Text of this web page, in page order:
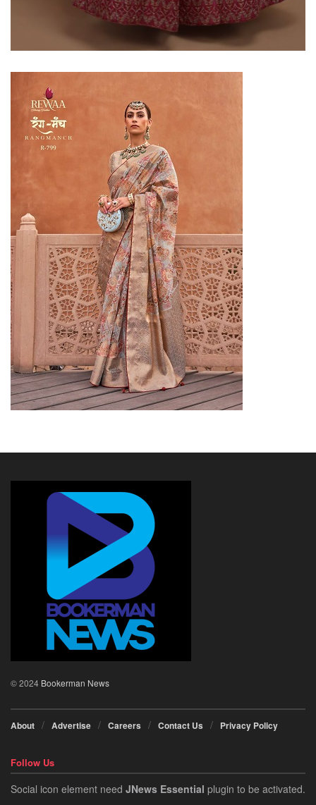
© 2024 Bookerman News
About Advertise Careers Contact Us Privacy Policy
Follow Us
Social icon element need JNews Essential plugin to be activated.